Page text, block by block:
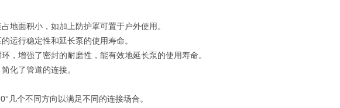
地面积小，如加上防护罩可置于户外使用。
运行稳定性和延长泵的使用寿命。
，增强了密封的耐磨性，能有效地延长泵的使用寿命。
化了管道的连接。
°几个不同方向以满足不同的连接场合。